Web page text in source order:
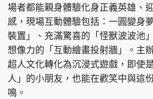
場者都能親身體驗化身正義英雄、
感，現場互動體驗包括：一圓變身
裝置」、充滿驚喜的「怪獸波波池
想像力的「互動繪畫投射牆」。主
超人文化轉化為沉浸式遊戲，即使
人」的小朋友，也能在歡笑中與這
鳴。